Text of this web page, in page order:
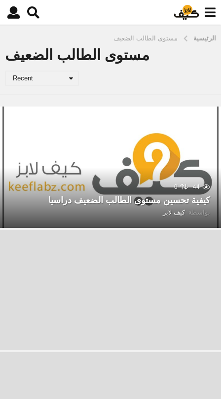
الرئيسية مستوى الطالب الضعيف
مستوى الطالب الضعيف
Recent
44
0
كيفية تحسين مستوى الطالب الضعيف دراسيا
بواسطة كيف لابز